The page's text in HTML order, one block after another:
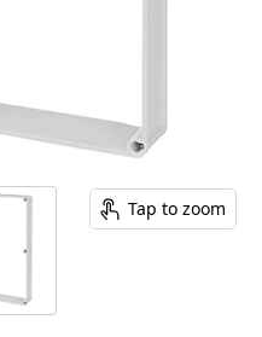
Tap to zoom